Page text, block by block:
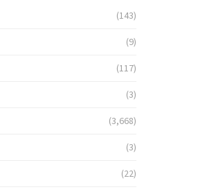
(143)
(9)
(117)
(3)
(3,668)
(3)
(22)